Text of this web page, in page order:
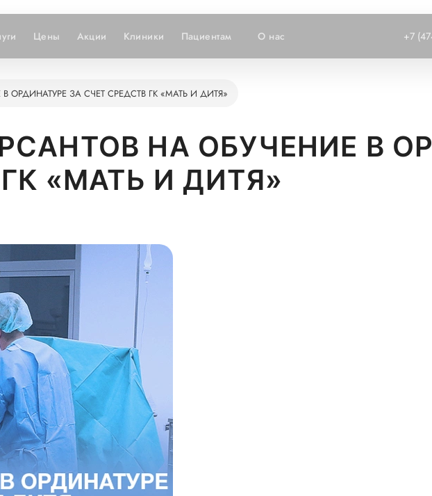
Цены Акции Клиники Пациентам О нас +7
ЗА СЧЕТ СРЕДСТВ ГК «МАТЬ И ДИТЯ»
НА ОБУЧЕНИЕ В
«МАТЬ И ДИТЯ»